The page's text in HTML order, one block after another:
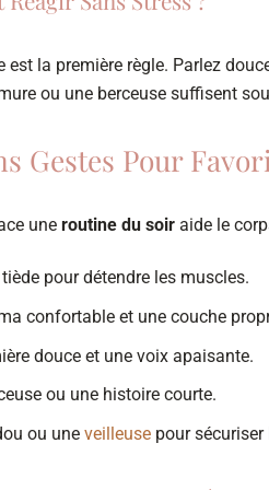
est la première règle. Parlez
ou une berceuse suffisent
Gestes Pour
une routine du soir aide le
pour détendre les muscles.
confortable et une couche
douce et une voix apaisante.
ou une histoire courte.
ou une veilleuse pour sécuriser